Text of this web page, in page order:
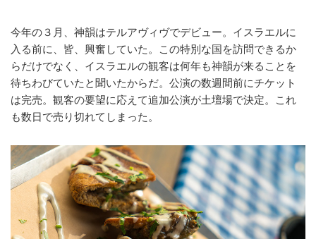
今年の３月、神韻はテルアヴィヴでデビュー。イスラエルに
入る前に、皆、興奮していた。この特別な国を訪問できるか
らだけでなく、イスラエルの観客は何年も神韻が来ることを
待ちわびていたと聞いたからだ。公演の数週間前にチケット
は完売。観客の要望に応えて追加公演が土壇場で決定。これ
も数日で売り切れてしまった。